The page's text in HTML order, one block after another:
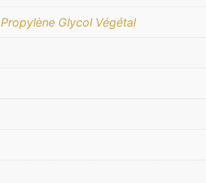
Propylène Glycol Végétal